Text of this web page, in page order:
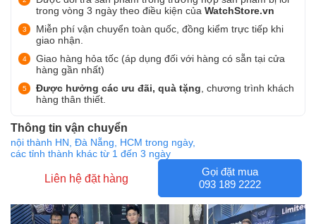
trong vòng 3 ngày theo điều kiện của WatchStore.vn
Miễn phí vận chuyển toàn quốc, đồng kiểm trực tiếp khi
giao nhận.
Giao hàng hỏa tốc (áp dụng đối với hàng có sẵn tại cửa
hàng gần nhất)
Được hưởng các ưu đãi, quà tặng , chương trình khách
hàng thân thiết.
Thông tin vận chuyển
nội thành HN, Đà Nẵng, HCM trong ngày,
các tỉnh thành khác từ 1 đến 3 ngày
Liên hệ đặt hàng
Gọi đặt mua
093 189 2222